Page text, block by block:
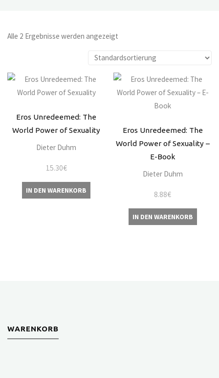
Alle 2 Ergebnisse werden angezeigt
Eros Unredeemed: The
World Power of Sexuality
Dieter Duhm
15.30€
IN DEN WARENKORB
Eros Unredeemed: The
World Power of Sexuality –
E-Book
Dieter Duhm
8.88€
IN DEN WARENKORB
WARENKORB